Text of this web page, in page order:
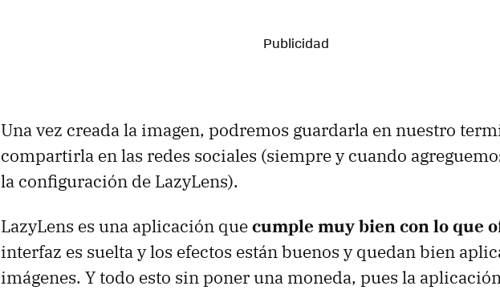
Una vez creada la imagen, podremos guardarla en nuestro
compartirla en las redes sociales (siempre y cuando
la configuración de LazyLens).
LazyLens es una aplicación quecumple muy bien con lo que
interfaz es suelta y los efectos están buenos y quedan bien
imágenes. Y todo esto sin poner una moneda, pues la